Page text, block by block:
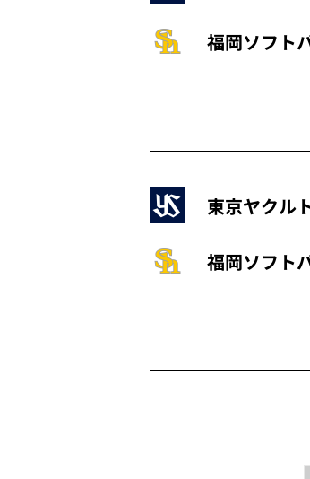
福岡ソフト
東京ヤクル
福岡ソフト